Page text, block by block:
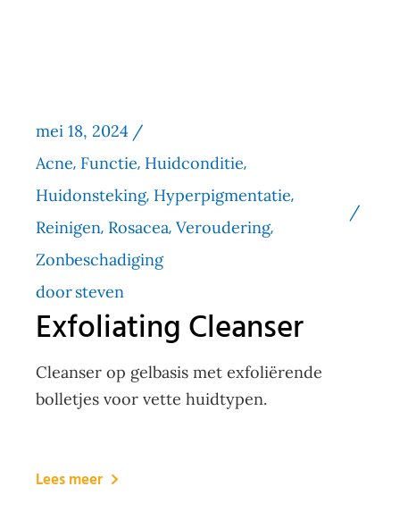
mei 18, 2024
Acne Functie Huidconditie
Huidonsteking Hyperpigmentatie
Reinigen Rosacea Veroudering
Zonbeschadiging
doorsteven
Exfoliating Cleanser
Cleanser op gelbasis met exfoliërende
bolletjes voor vette huidtypen.
Lees meer